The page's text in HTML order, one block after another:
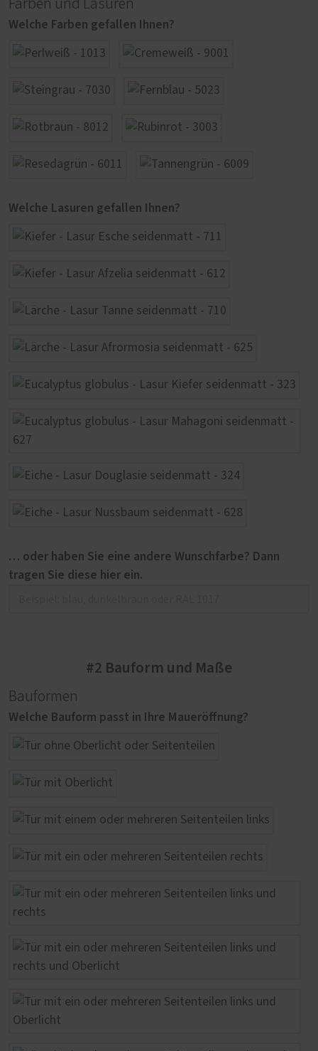
Farben und Lasuren
Welche Farben gefallen Ihnen?
Welche Lasuren gefallen Ihnen?
… oder haben Sie eine andere Wunschfarbe? Dann
tragen Sie diese hier ein.
#2 Bauform und Maße
Bauformen
Welche Bauform passt in Ihre Maueröffnung?